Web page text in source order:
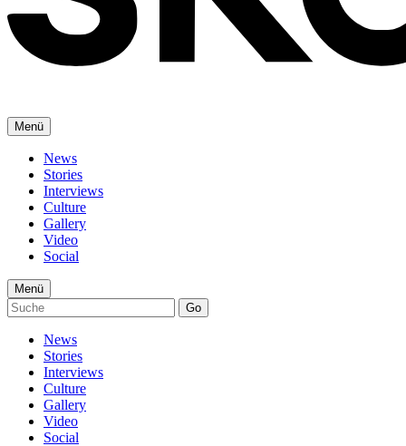
Menü
News
Stories
Interviews
Culture
Gallery
Video
Social
Menü
Go
News
Stories
Interviews
Culture
Gallery
Video
Social